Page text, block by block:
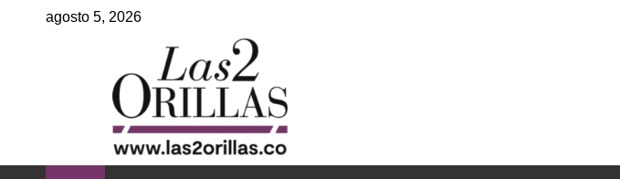
agosto 5, 2026